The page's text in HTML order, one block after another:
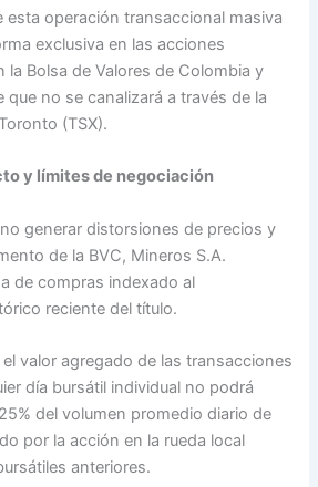
esta operación transaccional masiva
exclusiva en las acciones
la Bolsa de Valores de Colombia y
que no se canalizará a través de la
(TSX).
y límites de negociación
generar distorsiones de precios y
de la BVC, Mineros S.A.
de compras indexado al
reciente del título.
valor agregado de las transacciones
día bursátil individual no podrá
del volumen promedio diario de
por la acción en la rueda local
anteriores.